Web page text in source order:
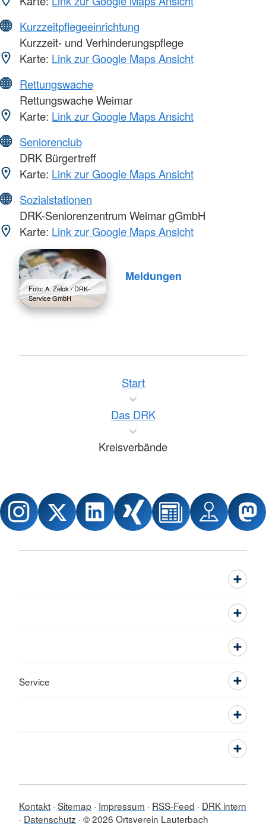
Kurzzeitpflegeeinrichtung
Kurzzeit- und Verhinderungspflege
Karte: Link zur Google Maps Ansicht
Rettungswache
Rettungswache Weimar
Karte: Link zur Google Maps Ansicht
Seniorenclub
DRK Bürgertreff
Karte: Link zur Google Maps Ansicht
Sozialstationen
DRK-Seniorenzentrum Weimar gGmbH
Karte: Link zur Google Maps Ansicht
Foto: A. Zelck / DRK-
Service GmbH
Meldungen
Start
Das DRK
Kreisverbände
Service
Kontakt Sitemap Impressum RSS-Feed
DRK intern
Datenschutz © 2026 Ortsverein Lauterbach